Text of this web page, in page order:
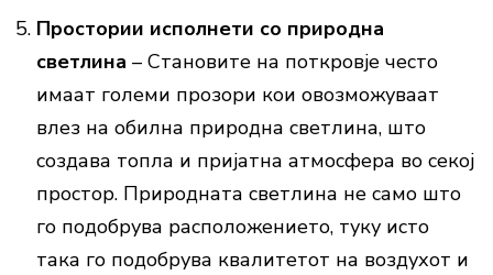
Простории исполнети со природна
светлина – Становите на поткровје често
имаат големи прозори кои овозможуваат
влез на обилна природна светлина, што
создава топла и пријатна атмосфера во секој
простор. Природната светлина не само што
го подобрува расположението, туку исто
така го подобрува квалитетот на воздухот и